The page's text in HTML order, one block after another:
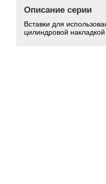
Описание серии
Вставки для
цилиндровой накладкой